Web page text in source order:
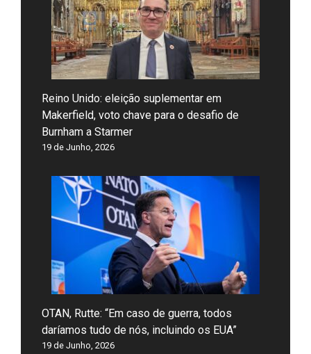
Reino Unido: eleição suplementar em
Makerfield, voto chave para o desafio de
Burnham a Starmer
19 de Junho, 2026
OTAN, Rutte: “Em caso de guerra, todos
daríamos tudo de nós, incluindo os EUA”
19 de Junho, 2026